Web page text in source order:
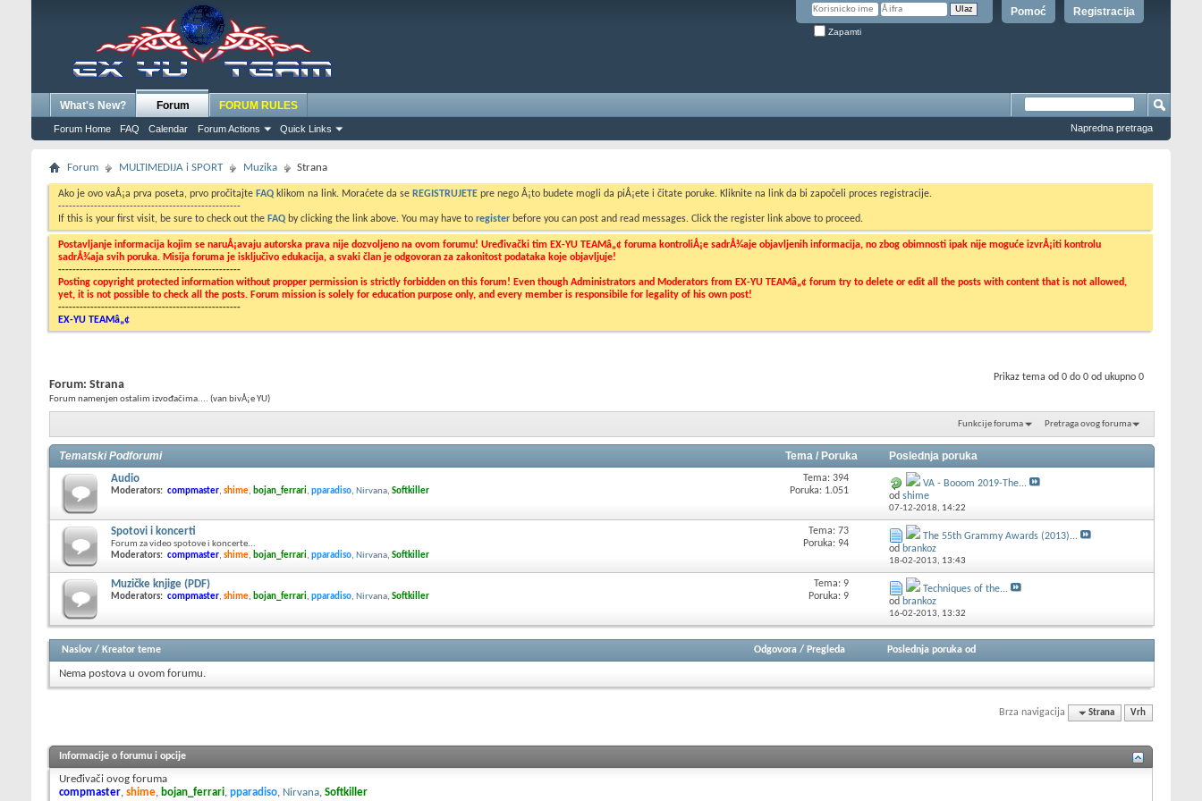
Registracija
Pomoć
Zapamti
What's New? Forum
Forum Home FAQ Calendar Forum Actions Quick Links
FORUM RULES
Napredna pretraga
Forum MULTIMEDIJA i SPORT Muzika Strana
Ako je ovo vaÅ¡a prva poseta, prvo pročitajte FAQ klikom na link. Moraćete da se REGISTRUJETE pre nego Å¡to budete mogli da piÅ¡ete i čitate poruke. Kliknite na link da bi započeli proces registracije.
---------------------------------------------------
If this is your first visit, be sure to check out the FAQ by clicking the link above. You may have to register before you can post and read messages. Click the register link above to proceed.
Postavljanje informacija kojim se naruÅ¡avaju autorska prava nije dozvoljeno na ovom forumu! Uređivački tim EX-YU TEAMâ„¢ foruma kontroliÅ¡e sadrÅ¾aje objavljenih informacija, no zbog obimnosti ipak nije moguće izvrÅ¡iti kontrolu
sadrÅ¾aja svih poruka. Misija foruma je isključivo edukacija, a svaki član je odgovoran za zakonitost podataka koje objavljuje!
---------------------------------------------------
Posting copyright protected information without propper permission is strictly forbidden on this forum! Even though Administrators and Moderators from EX-YU TEAMâ„¢ forum try to delete or edit all the posts with content that is not allowed,
yet, it is not possible to check all the posts. Forum mission is solely for education purpose only, and every member is responsibile for legality of his own post!
---------------------------------------------------
EX-YU TEAMâ„¢
Prikaz tema od 0 do 0 od ukupno 0
Forum: Strana
Forum namenjen ostalim izvođačima.... (van bivÅ¡e YU)
Funkcije foruma Pretraga ovog foruma
Tematski Podforumi Tema / Poruka Poslednja poruka
Audio
Moderators: compmaster, shime, bojan_ferrari, pparadiso, Nirvana, Softkiller
Tema: 394
Poruka: 1.051
VA - Booom 2019-The...
od shime
07-12-2018, 14:22
Spotovi i koncerti
Forum za video spotove i koncerte...
Moderators: compmaster, shime, bojan_ferrari, pparadiso, Nirvana, Softkiller
Tema: 73
Poruka: 94
The 55th Grammy Awards (2013)...
od brankoz
18-02-2013, 13:43
Muzičke knjige (PDF)
Moderators: compmaster, shime, bojan_ferrari, pparadiso, Nirvana, Softkiller
Tema: 9
Poruka: 9
Techniques of the...
od brankoz
16-02-2013, 13:32
Naslov / Kreator teme Odgovora / Pregleda Poslednja poruka od
Nema postova u ovom forumu.
Brza navigacija Strana Vrh
Informacije o forumu i opcije
Uređivači ovog foruma
compmaster, shime, bojan_ferrari, pparadiso, Nirvana, Softkiller